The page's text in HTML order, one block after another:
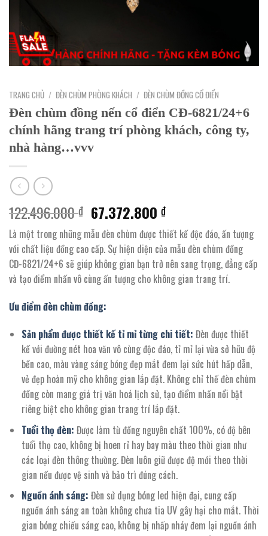
TRANG CHỦ / ĐÈN CHÙM PHÒNG KHÁCH / ĐÈN CHÙM ĐỒNG CỔ ĐIỂN
Đèn chùm đồng nến cổ điển CĐ-6821/24+6
chính hãng trang trí phòng khách, công ty,
nhà hàng…vvv
122.496.000₫ Giá
gốc
là:
122.496.000 ₫.
67.372.800₫Giá
hiện
tại
là:
67.372.800 ₫.
Là một trong những mẫu đèn chùm được thiết kế độc đáo, ấn tượng
với chất liệu đồng cao cấp. Sự hiện diện của mẫu đèn chùm đồng
CĐ-6821/24+6 sẽ giúp không gian bạn trở nên sang trọng, đẳng cấp
và tạo điểm nhấn vô cùng ấn tượng cho không gian trang trí.
Ưu điểm đèn chùm đồng:
Sản phẩm được thiết kế tỉ mỉ từng chi tiết: Đèn được thiết
kế với đường nét hoa văn vô cùng độc đáo, tỉ mỉ lại vừa sở hữu độ
bền cao, màu vàng sáng bóng đẹp mắt đem lại sức hút hấp dẫn,
vẻ đẹp hoàn mỹ cho không gian lắp đặt. Không chỉ thế đèn chùm
đồng còn mang giá trị văn hoá lịch sử, tạo điểm nhấn nổi bật
riêng biệt cho không gian trang trí lắp đặt.
Tuổi thọ đèn: Được làm từ đồng nguyên chất 100%, có độ bên
tuổi thọ cao, không bị hoen rỉ hay bay màu theo thời gian như
các loại đèn thông thường. Đèn luôn giữ được độ mới theo thời
gian nếu được vệ sinh và bảo trì đúng cách.
Nguồn ánh sáng: Đèn sử dụng bóng led hiện đại, cung cấp
nguồn ánh sáng an toàn không chưa tia UV gây hại cho mắt. Thời
gian bóng chiếu sáng cao, không bị nhấp nháy đem lại nguồn ánh